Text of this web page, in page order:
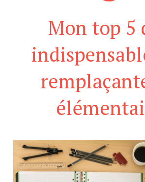
Mon top 5